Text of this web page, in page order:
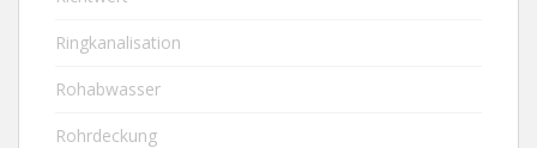
Ringkanalisation
Rohabwasser
Rohrdeckung